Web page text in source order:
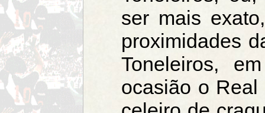
ser mais
proximidades
Toneleiros,
ocasião o Real